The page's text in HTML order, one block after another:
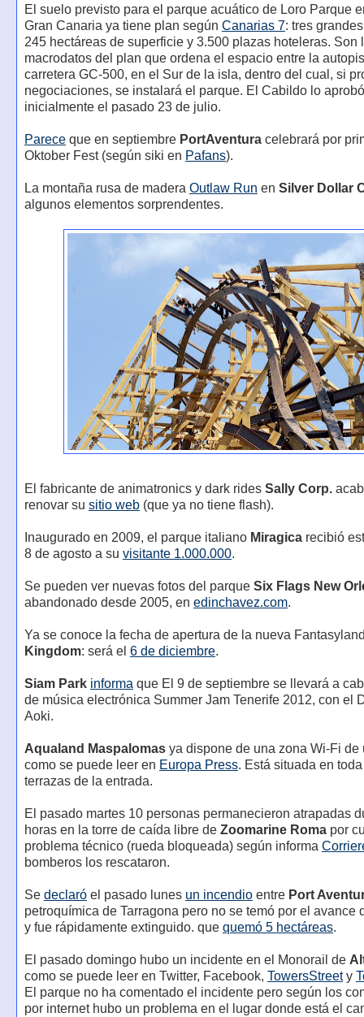
El suelo previsto para el parque acuático de Loro Parque
Gran Canaria ya tiene plan según Canarias 7: tres
245 hectáreas de superficie y 3.500 plazas hoteleras. Son
macrodatos del plan que ordena el espacio entre la
carretera GC-500, en el Sur de la isla, dentro del cual, si
negociaciones, se instalará el parque. El Cabildo lo aprobó
inicialmente el pasado 23 de julio.
Pareceque en septiembre PortAventuracelebrará por
Oktober Fest (según siki en Pafans).
La montaña rusa de madera Outlaw Run en Silver Dollar
algunos elementos sorprendentes.
El fabricante de animatronics y dark rides Sally Corp.
renovar su sitio web(que ya no tiene flash).
Inaugurado en 2009, el parque italiano Miragicarecibió
8 de agosto a su visitante 1.000.000.
Se pueden ver nuevas fotos del parque Six Flags New
abandonado desde 2005, en edinchavez.com.
Ya se conoce la fecha de apertura de la nueva
Kingdom: será el 6 de diciembre.
Siam Park informa que El 9 de septiembre se llevará a
de música electrónica Summer Jam Tenerife 2012, con el
Aoki.
Aqualand Maspalomasya dispone de una zona Wi-Fi de
como se puede leer en Europa Press. Está situada en
terrazas de la entrada.
El pasado martes 10 personas permanecieron atrapadas
horas en la torre de caída libre de Zoomarine Romapor
problema técnico (rueda bloqueada) según informa
bomberos los rescataron.
Se declaróel pasado lunes un incendioentre Port
petroquímica de Tarragona pero no se temó por el avance
y fue rápidamente extinguido. que quemó 5 hectáreas.
El pasado domingo hubo un incidente en el Monorail de
como se puede leer en Twitter, Facebook, TowersStreety
El parque no ha comentado el incidente pero según los
por internet hubo un problema en el lugar donde está el